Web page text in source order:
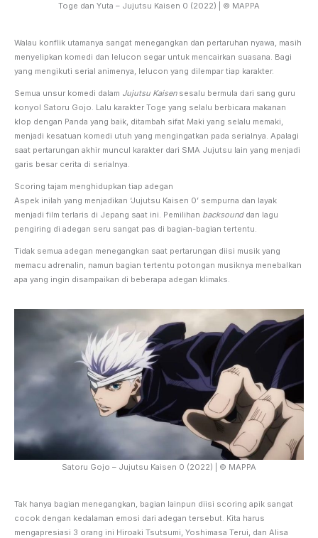
Toge dan Yuta – Jujutsu Kaisen 0 (2022) | © MAPPA
Walau konflik utamanya sangat menegangkan dan pertaruhan nyawa, masih
menyelipkan komedi dan lelucon segar untuk mencairkan suasana. Bagi
yang mengikuti serial animenya, lelucon yang dilempar tiap karakter.
Semua unsur komedi dalam Jujutsu Kaisensesalu bermula dari sang guru
konyol Satoru Gojo. Lalu karakter Toge yang selalu berbicara makanan
klop dengan Panda yang baik, ditambah sifat Maki yang selalu memaki,
menjadi kesatuan komedi utuh yang mengingatkan pada serialnya. Apalagi
saat pertarungan akhir muncul karakter dari SMA Jujutsu lain yang menjadi
garis besar cerita di serialnya.
Scoring tajam menghidupkan tiap adegan
Aspek inilah yang menjadikan ‘Jujutsu Kaisen 0’ sempurna dan layak
menjadi film terlaris di Jepang saat ini. Pemilihan backsound dan lagu
pengiring di adegan seru sangat pas di bagian-bagian tertentu.
Tidak semua adegan menegangkan saat pertarungan diisi musik yang
memacu adrenalin, namun bagian tertentu potongan musiknya menebalkan
apa yang ingin disampaikan di beberapa adegan klimaks.
Satoru Gojo – Jujutsu Kaisen 0 (2022) | © MAPPA
Tak hanya bagian menegangkan, bagian lainpun diisi scoring apik sangat
cocok dengan kedalaman emosi dari adegan tersebut. Kita harus
mengapresiasi 3 orang ini Hiroaki Tsutsumi, Yoshimasa Terui, dan Alisa